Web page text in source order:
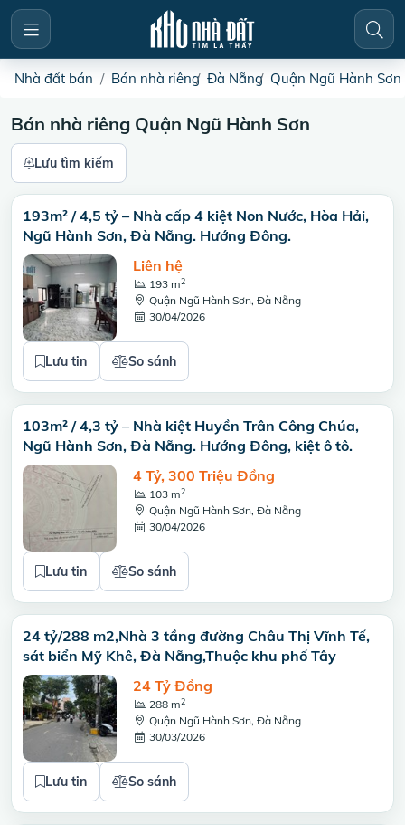
Nhà đất bán Bán nhà riêng Đà Nẵng Quận Ngũ Hành Sơn
Bán nhà riêng Quận Ngũ Hành Sơn
Lưu tìm kiếm
193m² / 4,5 tỷ – Nhà cấp 4 kiệt Non Nước, Hòa Hải,
Ngũ Hành Sơn, Đà Nẵng. Hướng Đông.
Liên hệ
193 m2
Quận Ngũ Hành Sơn, Đà Nẵng
30/04/2026
Lưu tin So sánh
103m² / 4,3 tỷ – Nhà kiệt Huyền Trân Công Chúa,
Ngũ Hành Sơn, Đà Nẵng. Hướng Đông, kiệt ô tô.
4 Tỷ, 300 Triệu Đồng
103 m2
Quận Ngũ Hành Sơn, Đà Nẵng
30/04/2026
Lưu tin So sánh
24 tỷ/288 m2,Nhà 3 tầng đường Châu Thị Vĩnh Tế,
sát biển Mỹ Khê, Đà Nẵng,Thuộc khu phố Tây
24 Tỷ Đồng
288 m2
Quận Ngũ Hành Sơn, Đà Nẵng
30/03/2026
Lưu tin So sánh